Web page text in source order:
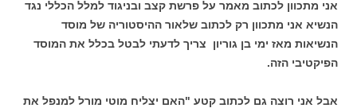
אני מתכוון לכתוב מאמר על פרשת קצב ובניגוד למלל הכללי נגד
הנשיא אני מתכוון רק לכתוב שלאור ההיסטוריה של מוסד
הנשיאות מאז ימי בן גוריון צריך לדעתי לבטל בכלל את המוסד
הפיקטיבי הזה.
אבל אני רוצה גם לכתוב קטע "האם יצליח מוטי מורל למנפל את